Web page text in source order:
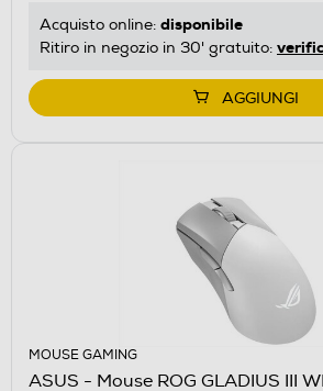
Acquisto online: disponibile
Ritiro in negozio in 30' gratuito:
AGGIUNGI
MOUSE GAMING
ASUS - Mouse ROG GLADIUS III